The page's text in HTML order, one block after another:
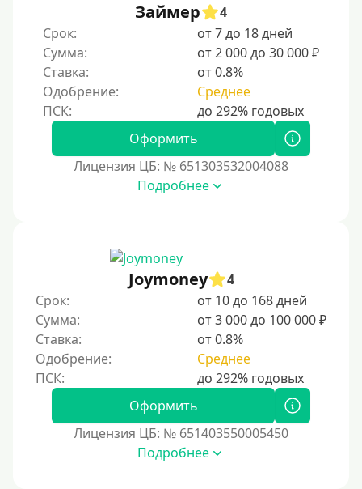
Без СНИЛСа
По паспорту
Без паспорта
По фото
Без подтверждения дохода
Без справок и поручителей
Под 1 %
С пролонгацией (продлением)
Под высокий процент
Без комиссии
В рассрочку
С ежемесячным платежом
Займер
4
Срок:
от 7 до 18 дней
Сумма:
от 2 000 до 30 000 ₽
Ставка:
от 0.8%
Одобрение:
Среднее
Оформить
Лицензия ЦБ: № 651303532004088
Подробнее
Joymoney
4
Срок:
от 10 до 168 дней
Сумма:
от 3 000 до 100 000 ₽
Ставка:
от 0.8%
Одобрение:
Среднее
Оформить
Лицензия ЦБ: № 651403550005450
Подробнее